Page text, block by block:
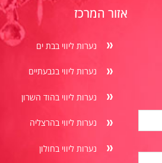
אזור המרכז
נערות ליווי בבת ים
נערות ליווי בגבעתיים
נערות ליווי בהוד השרון
נערות ליווי בהרצליה
נערות ליווי בחולון